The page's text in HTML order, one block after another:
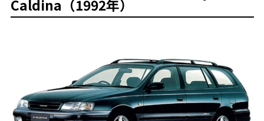
Caldina（1992年）